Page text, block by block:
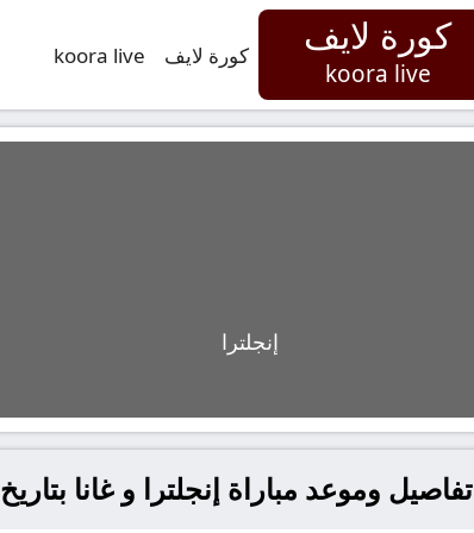
كورة لايف
koora live
كورة لايف koora live
إنجلترا
تفاصيل وموعد مباراة إنجلترا و غانا بتاريخ 2026-06-23 في دوري دولي, كأس العالم – المجموعة ل